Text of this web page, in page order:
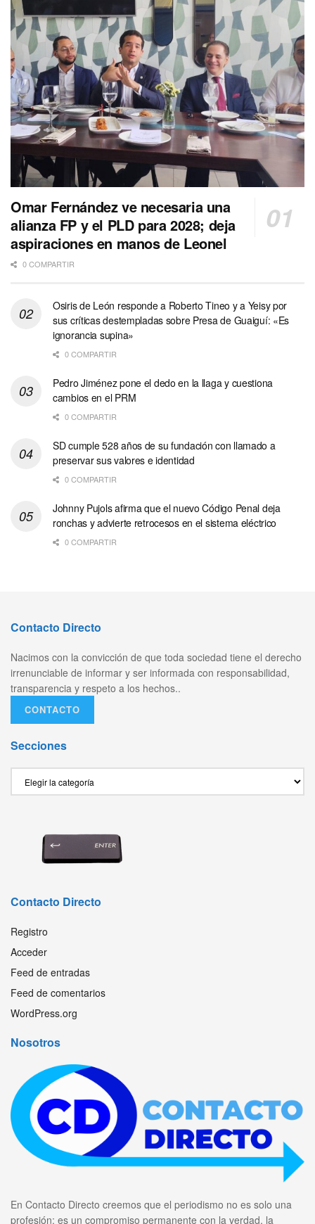
Omar Fernández ve necesaria una
alianza FP y el PLD para 2028; deja
aspiraciones en manos de Leonel
0 COMPARTIR
Osiris de León responde a Roberto Tineo y a Yeisy por
sus críticas destempladas sobre Presa de Guaiguí: «Es
ignorancia supina»
0 COMPARTIR
Pedro Jiménez pone el dedo en la llaga y cuestiona
cambios en el PRM
0 COMPARTIR
SD cumple 528 años de su fundación con llamado a
preservar sus valores e identidad
0 COMPARTIR
Johnny Pujols afirma que el nuevo Código Penal deja
ronchas y advierte retrocesos en el sistema eléctrico
0 COMPARTIR
Contacto Directo
Nacimos con la convicción de que toda sociedad tiene el derecho
irrenunciable de informar y ser informada con responsabilidad,
transparencia y respeto a los hechos..
CONTACTO
Secciones
Contacto Directo
Registro
Acceder
Feed de entradas
Feed de comentarios
WordPress.org
Nosotros
En Contacto Directo creemos que el periodismo no es solo una
profesión: es un compromiso permanente con la verdad, la